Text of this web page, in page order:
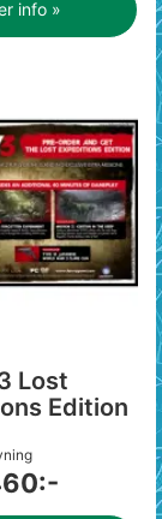
info »
Lost
Edition